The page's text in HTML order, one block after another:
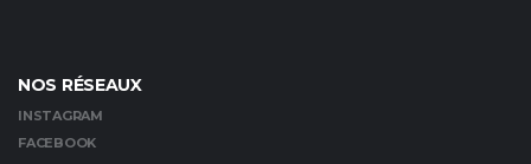
NOS RÉSEAUX
INSTAGRAM
FACEBOOK